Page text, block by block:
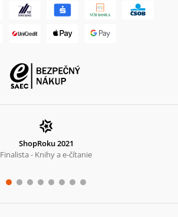
ShopRoku 2021
Finalista - Knihy a e-čítanie